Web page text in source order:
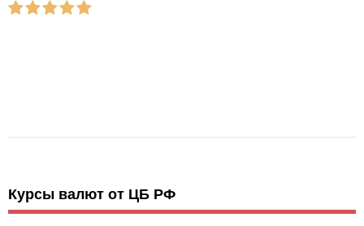
Курсы валют от ЦБ РФ